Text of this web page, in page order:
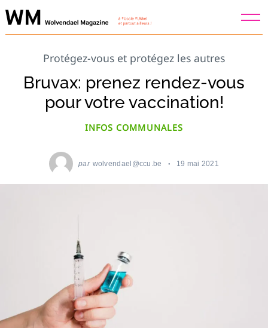
Skip
to
Protégez-vous et protégez les autres
Bruvax: prenez rendez-vous
pour votre vaccination!
INFOS COMMUNALES
par wolvendael@ccu.be 19 mai 2021